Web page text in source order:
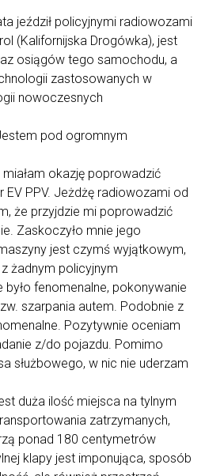
jeździł policyjnymi radiowozami
(Kalifornijska Drogówka), jest
osiągów tego samochodu, a
zastosowanych w
nowoczesnych
pod ogromnym
okazję poprowadzić
PPV. Jeżdżę radiowozami od
że przyjdzie mi poprowadzić
Zaskoczyło mnie jego
jest czymś wyjątkowym,
żadnym policyjnym
fenomenalne, pokonywanie
szarpania autem. Podobnie z
Pozytywnie oceniam
z/do pojazdu. Pomimo
służbowego, w nic nie uderzam
duża ilość miejsca na tylnym
zatrzymanych,
ponad 180 centymetrów
klapy jest imponująca, sposób